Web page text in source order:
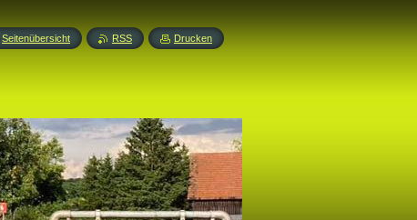
Seitenübersicht RSS Drucken